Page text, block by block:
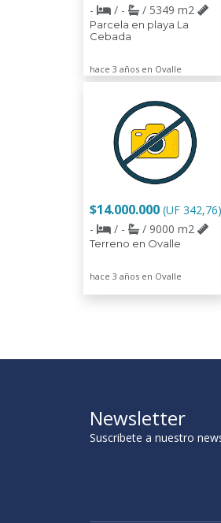
-
/ - / 5349 m2
Parcela en playa La
Cebada
hace 3 años en Ovalle
$14.000.000 (UF 342,76)
-
/ - / 9000 m2
Terreno en Ovalle
hace 3 años en Ovalle
Newsletter
Suscribete a nuestro